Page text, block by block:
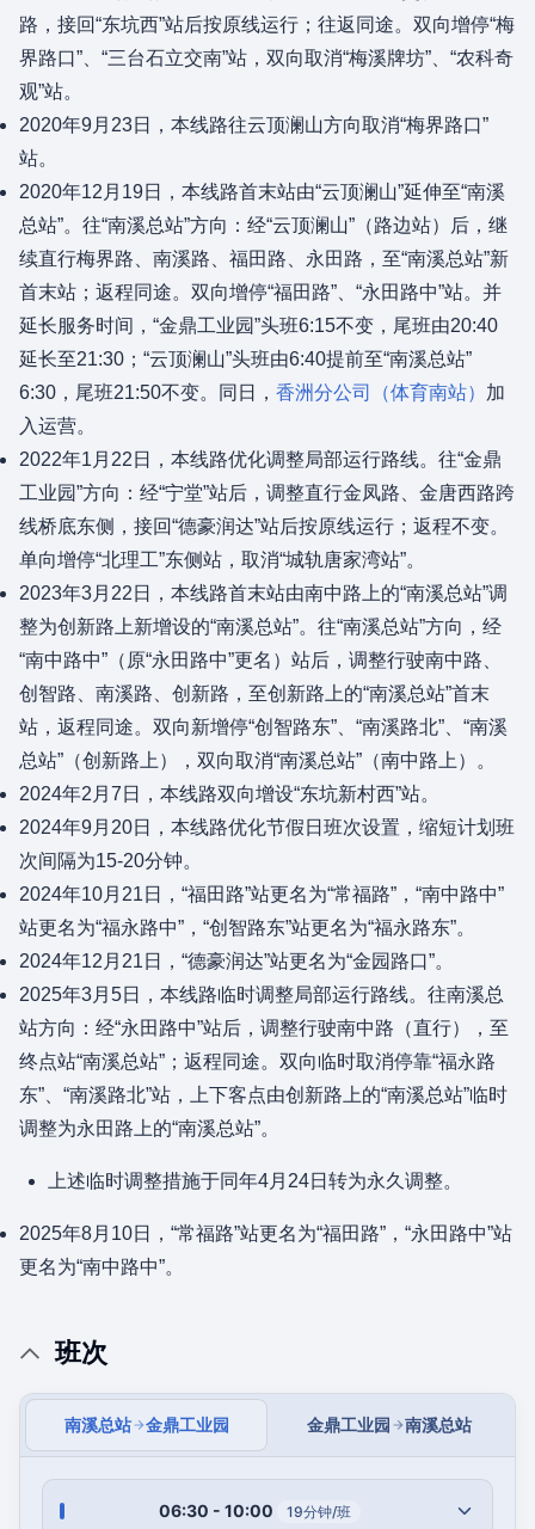
路，接回“东坑西”站后按原线运行；往返同途。双向增停“梅
界路口”、“三台石立交南”站，双向取消“梅溪牌坊”、“农科奇
观”站。
2020年9月23日，本线路往云顶澜山方向取消“梅界路口”
站。
2020年12月19日，本线路首末站由“云顶澜山”延伸至“南溪
总站”。往“南溪总站”方向：经“云顶澜山”（路边站）后，继
续直行梅界路、南溪路、福田路、永田路，至“南溪总站”新
首末站；返程同途。双向增停“福田路”、“永田路中”站。并
延长服务时间，“金鼎工业园”头班6:15不变，尾班由20:40
延长至21:30；“云顶澜山”头班由6:40提前至“南溪总站”
6:30，尾班21:50不变。同日， 香洲分公司（体育南站） 加
入运营。
2022年1月22日，本线路优化调整局部运行路线。往“金鼎
工业园”方向：经“宁堂”站后，调整直行金凤路、金唐西路跨
线桥底东侧，接回“德豪润达”站后按原线运行；返程不变。
单向增停“北理工”东侧站，取消“城轨唐家湾站”。
2023年3月22日，本线路首末站由南中路上的“南溪总站”调
整为创新路上新增设的“南溪总站”。往“南溪总站”方向，经
“南中路中”（原“永田路中”更名）站后，调整行驶南中路、
创智路、南溪路、创新路，至创新路上的“南溪总站”首末
站，返程同途。双向新增停“创智路东”、“南溪路北”、“南溪
总站”（创新路上），双向取消“南溪总站”（南中路上）。
2024年2月7日，本线路双向增设“东坑新村西”站。
2024年9月20日，本线路优化节假日班次设置，缩短计划班
次间隔为15-20分钟。
2024年10月21日，“福田路”站更名为“常福路”，“南中路中”
站更名为“福永路中”，“创智路东”站更名为“福永路东”。
2024年12月21日，“德豪润达”站更名为“金园路口”。
2025年3月5日，本线路临时调整局部运行路线。往南溪总
站方向：经“永田路中”站后，调整行驶南中路（直行），至
终点站“南溪总站”；返程同途。双向临时取消停靠“福永路
东”、“南溪路北”站，上下客点由创新路上的“南溪总站”临时
调整为永田路上的“南溪总站”。
上述临时调整措施于同年4月24日转为永久调整。
2025年8月10日，“常福路”站更名为“福田路”，“永田路中”站
更名为“南中路中”。
班次
南溪总站 金鼎工业园 金鼎工业园 南溪总站
06:30 - 10:00 19分钟/班